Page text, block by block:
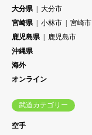
大分県
大分市
宮崎県
小林市 宮崎市
鹿児島県
鹿児島市
沖縄県
海外
オンライン
武道カテゴリー
空手